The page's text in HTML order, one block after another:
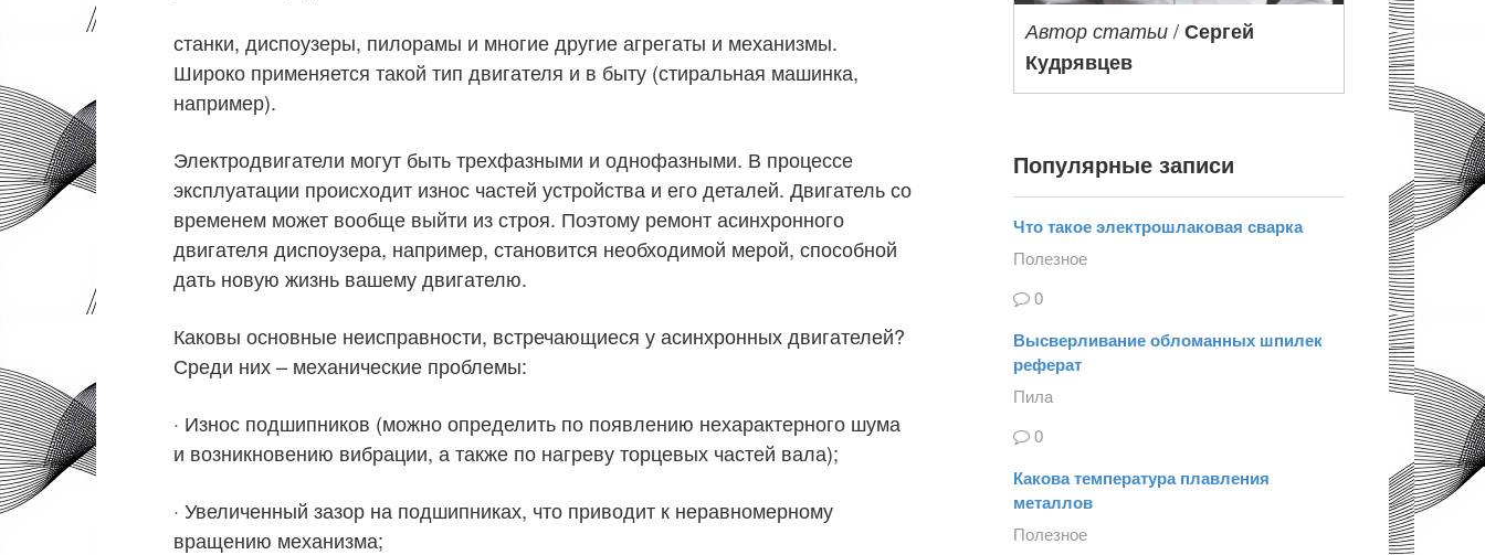
станки, диспоузеры, пилорамы и многие другие агрегаты и механизмы.
Широко применяется такой тип двигателя и в быту (стиральная машинка,
например).
Электродвигатели могут быть трехфазными и однофазными. В процессе
эксплуатации происходит износ частей устройства и его деталей. Двигатель со
временем может вообще выйти из строя. Поэтому ремонт асинхронного
двигателя диспоузера, например, становится необходимой мерой, способной
дать новую жизнь вашему двигателю.
Каковы основные неисправности, встречающиеся у асинхронных двигателей?
Среди них – механические проблемы:
· Износ подшипников (можно определить по появлению нехарактерного шума
и возникновению вибрации, а также по нагреву торцевых частей вала);
· Увеличенный зазор на подшипниках, что приводит к неравномерному
вращению механизма;
Автор статьи /Сергей
Кудрявцев
Популярные записи
Что такое электрошлаковая сварка
Полезное
0
Высверливание обломанных шпилек
реферат
Пила
0
Какова температура плавления
металлов
Полезное